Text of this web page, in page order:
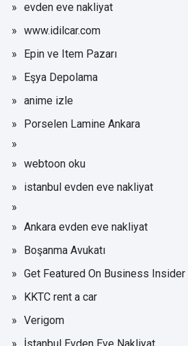
evden eve nakliyat
www.idilcar.com
Epin ve Item Pazarı
Eşya Depolama
anime izle
Porselen Lamine Ankara
webtoon oku
istanbul evden eve nakliyat
Ankara evden eve nakliyat
Boşanma Avukatı
Get Featured On Business Insider
KKTC rent a car
Verigom